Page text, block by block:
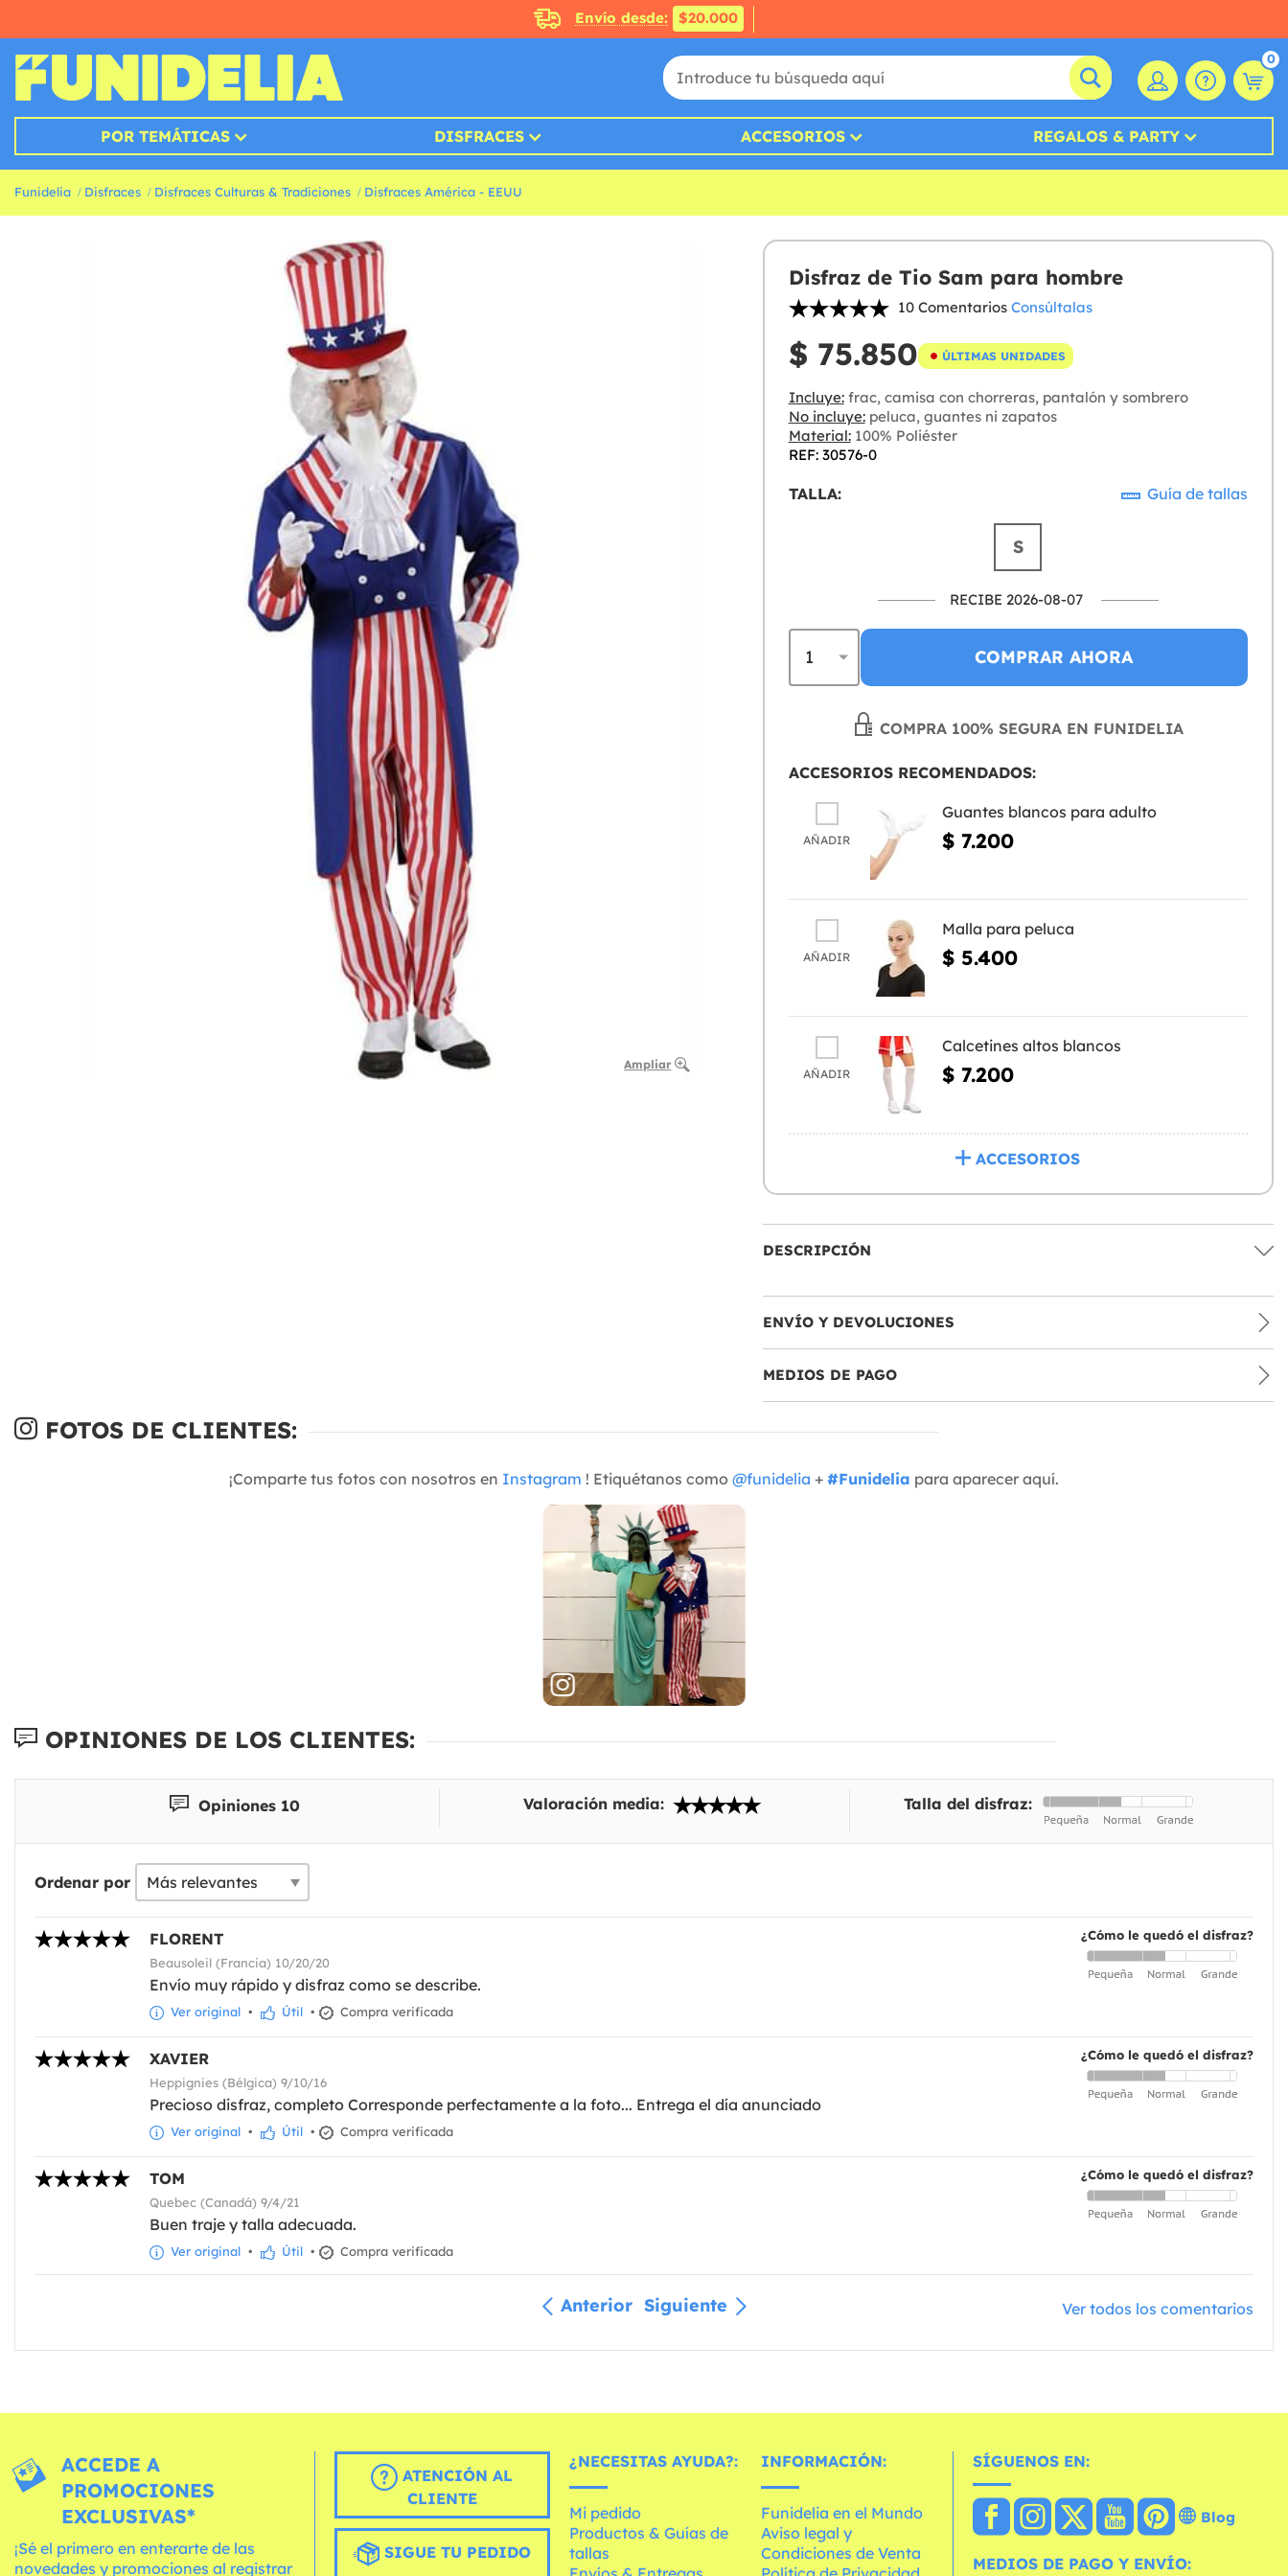
Envío desde: $20.000
0
POR TEMÁTICAS DISFRACES ACCESORIOS REGALOS & PARTY
Funidelia Disfraces Disfraces Culturas & Tradiciones Disfraces América - EEUU
Ampliar
Disfraz de Tio Sam para hombre
10 Comentarios Consúltalas
$ 75.850 ÚLTIMAS UNIDADES
Incluye:frac, camisa con chorreras, pantalón y sombrero
No incluye:peluca, guantes ni zapatos
Material:100% Poliéster
REF: 30576-0
TALLA: Guía de tallas
S
RECIBE 2026-08-07
COMPRAR AHORA
COMPRA 100% SEGURA EN FUNIDELIA
ACCESORIOS RECOMENDADOS:
AÑADIR
Guantes blancos para adulto
$ 7.200
AÑADIR
Malla para peluca
$ 5.400
AÑADIR
Calcetines altos blancos
$ 7.200
ACCESORIOS
DESCRIPCIÓN
ENVÍO Y DEVOLUCIONES
MEDIOS DE PAGO
FOTOS DE CLIENTES:
¡Comparte tus fotos con nosotros en Instagram ! Etiquétanos como @funidelia + #Funidelia para aparecer aquí.
OPINIONES DE LOS CLIENTES:
Opiniones 10 Valoración media: Talla del disfraz:
Ordenar por
¿Cómo le quedó el disfraz?
FLORENT
Beausoleil (Francia) 10/20/20
Envío muy rápido y disfraz como se describe.
Ver original • Útil • Compra verificada
¿Cómo le quedó el disfraz?
XAVIER
Heppignies (Bélgica) 9/10/16
Precioso disfraz, completo Corresponde perfectamente a la foto... Entrega el día anunciado
Ver original • Útil • Compra verificada
¿Cómo le quedó el disfraz?
TOM
Quebec (Canadá) 9/4/21
Buen traje y talla adecuada.
Ver original • Útil • Compra verificada
Anterior Siguiente Ver todos los comentarios
ACCEDE A
PROMOCIONES
EXCLUSIVAS*
¡Sé el primero en enterarte de las
novedades y promociones al registrar
ATENCIÓN AL
CLIENTE
SIGUE TU PEDIDO
¿NECESITAS AYUDA?:
Mi pedido
Productos & Guías de
tallas
INFORMACIÓN:
Funidelia en el Mundo
Aviso legal y
Condiciones de Venta
SÍGUENOS EN:
Blog
MEDIOS DE PAGO Y ENVÍO: